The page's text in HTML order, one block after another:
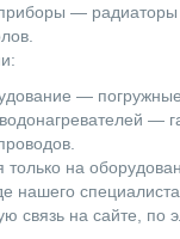
—
—
—
на
нашего
связь на сайте,